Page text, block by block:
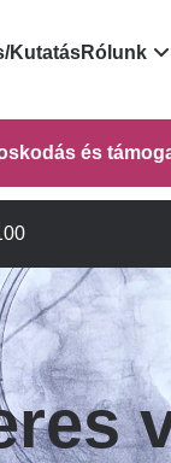
for
(alt)
portál
ügyeleti
KutatásRólunk
és
és
munkás